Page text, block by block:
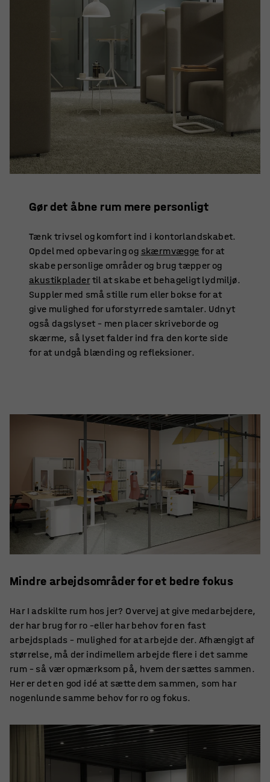
Gør det åbne rum mere personligt
Tænk trivsel og komfort ind i kontorlandskabet.
Opdel med opbevaring og skærmvægge for at
skabe personlige områder og brug tæpper og
akustikpladertil at skabe et behageligt lydmiljø.
Suppler med små stille rum eller bokse for at
give mulighed for uforstyrrede samtaler. Udnyt
også dagslyset – men placer skriveborde og
skærme, så lyset falder ind fra den korte side
for at undgå blænding og refleksioner.
Mindre arbejdsområder for et bedre fokus
Har I adskilte rum hos jer? Overvej at give medarbejdere,
der har brug for ro –eller har behov for en fast
arbejdsplads – mulighed for at arbejde der. Afhængigt af
størrelse, må der indimellem arbejde flere i det samme
rum – så vær opmærksom på, hvem der sættes sammen.
Her er det en god idé at sætte dem sammen, som har
nogenlunde samme behov for ro og fokus.